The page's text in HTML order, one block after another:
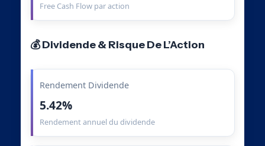
Free Cash Flow par action
💰 Dividende & Risque De L’Action
Rendement Dividende
5.42%
Rendement annuel du dividende